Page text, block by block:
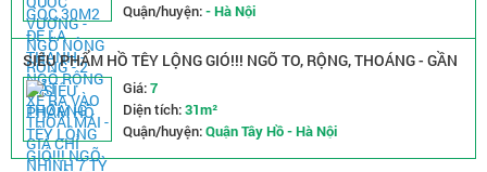
Quận/huyện:- Hà Nội
SIÊU PHẨM HỒ TÊY LỘNG GIÓ!!! NGÕ TO, RỘNG, THOÁNG - GẦN
PHỐ, GẦN Ô TÔGiá:7
Diện tích:31m²
Quận/huyện:Quận Tây Hồ - Hà Nội